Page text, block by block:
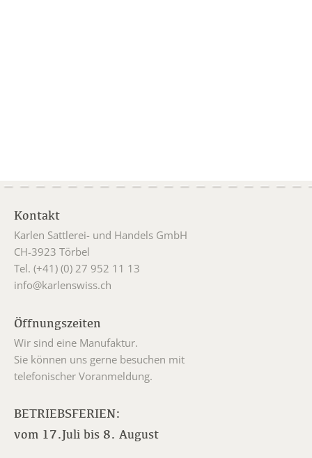
Kontakt
Karlen Sattlerei- und Handels GmbH
CH-3923 Törbel
Tel. (+41) (0) 27 952 11 13
info@karlenswiss.ch
Öffnungszeiten
Wir sind eine Manufaktur.
Sie können uns gerne besuchen mit
telefonischer Voranmeldung.
BETRIEBSFERIEN:
vom 17.Juli bis 8. August